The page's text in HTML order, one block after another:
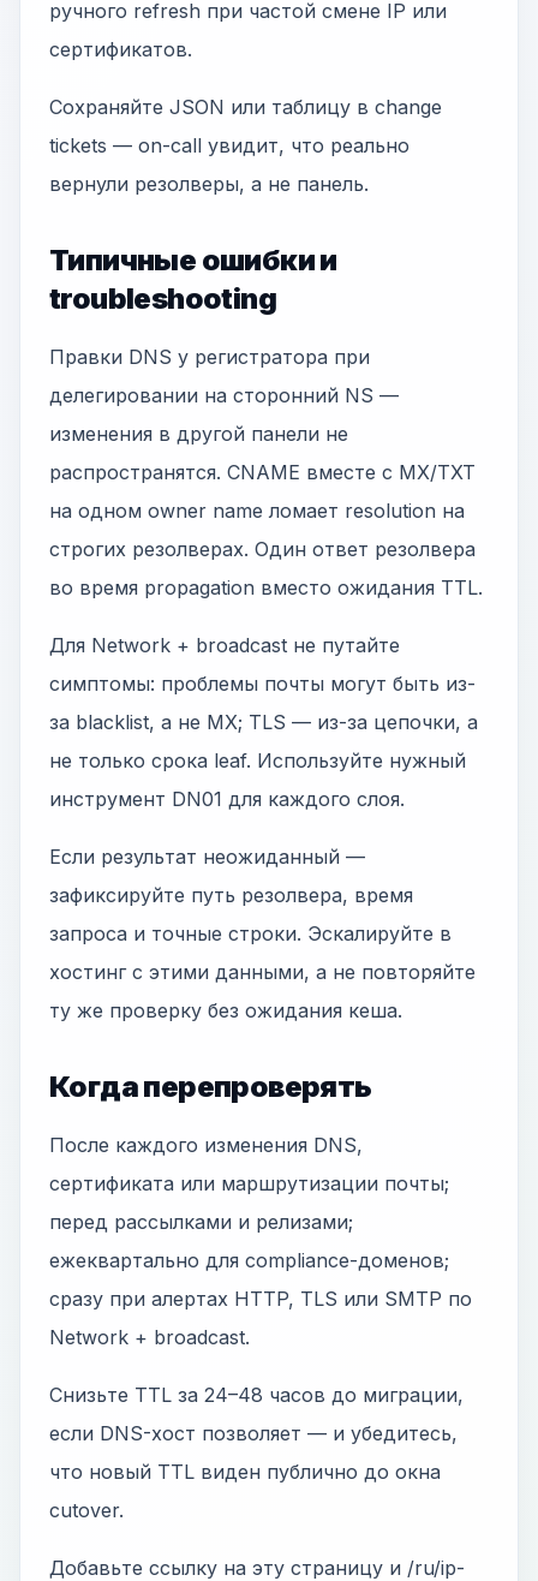
ручного refresh при частой смене IP или
сертификатов.
Сохраняйте JSON или таблицу в change
tickets — on-call увидит, что реально
вернули резолверы, а не панель.
Типичные ошибки и
troubleshooting
Правки DNS у регистратора при
делегировании на сторонний NS —
изменения в другой панели не
распространятся. CNAME вместе с MX/TXT
на одном owner name ломает resolution на
строгих резолверах. Один ответ резолвера
во время propagation вместо ожидания TTL.
Для Network + broadcast не путайте
симптомы: проблемы почты могут быть из-
за blacklist, а не MX; TLS — из-за цепочки, а
не только срока leaf. Используйте нужный
инструмент DN01 для каждого слоя.
Если результат неожиданный —
зафиксируйте путь резолвера, время
запроса и точные строки. Эскалируйте в
хостинг с этими данными, а не повторяйте
ту же проверку без ожидания кеша.
Когда перепроверять
После каждого изменения DNS,
сертификата или маршрутизации почты;
перед рассылками и релизами;
ежеквартально для compliance-доменов;
сразу при алертах HTTP, TLS или SMTP по
Network + broadcast.
Снизьте TTL за 24–48 часов до миграции,
если DNS-хост позволяет — и убедитесь,
что новый TTL виден публично до окна
cutover.
Добавьте ссылку на эту страницу и /ru/ip-